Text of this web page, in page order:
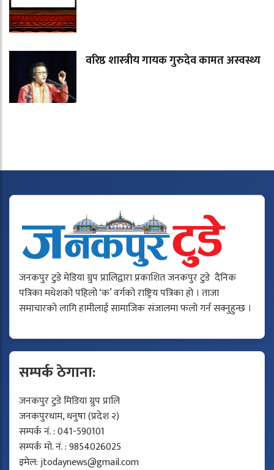
वरिष्ठ शास्त्रीय गायक गुरुदेव कामत अस्वस्थ्य
जनकपुर टुडे मेडिया ग्रुप प्रालिद्वारा प्रकाशित जनकपुर टुडे दैनिक
पत्रिका मधेशको पहिलो ‘क’ वर्गको राष्ट्रिय पत्रिका हो । ताजा
समाचारको लागि हामीलाई सामाजिक संजालमा फलो गर्न सक्नुहुन्छ ।
सम्पर्क ठेगाना:
जनकपुर टुडे मिडिया ग्रुप प्रालि
जनकपुरधाम, धनुषा (प्रदेश २)
सम्पर्क नं. : 041-590101
सम्पर्क मो. नं. : 9854026025
इमेल:jtodaynews@gmail.com